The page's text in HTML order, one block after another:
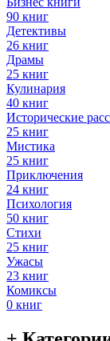
90 книг
Детективы
26 книг
Драмы
25 книг
Кулинария
40 книг
Исторические
25 книг
Мистика
25 книг
Приключения
24 книг
Психология
50 книг
Стихи
25 книг
Ужасы
23 книг
Комиксы
0 книг